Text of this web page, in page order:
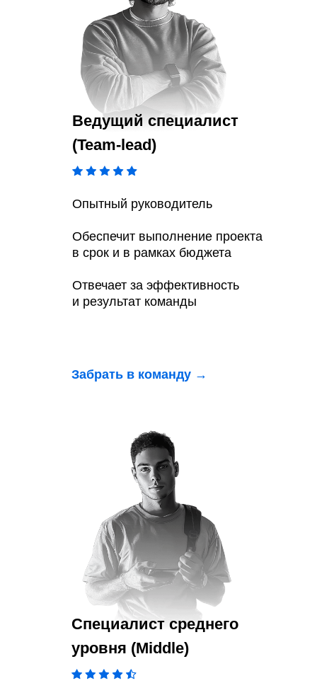
Специалист среднего
уровня (Middle)
Ведущий специалист
(Team-lead)
Опытный руководитель
Обеспечит выполнение проекта
в срок и в рамках бюджета
Отвечает за эффективность
и результат команды
Забрать в команду →